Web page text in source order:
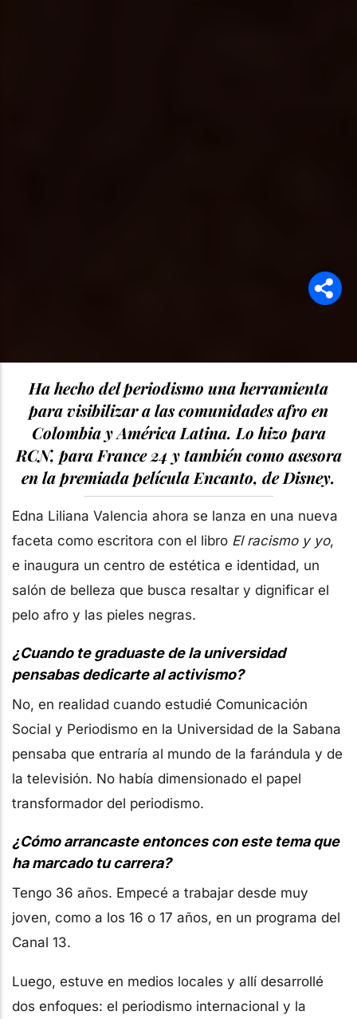
Ha hecho del periodismo una herramienta
para visibilizar a las comunidades afro en
Colombia y América Latina. Lo hizo para
RCN, para France 24 y también como asesora
en la premiada película Encanto, de Disney.
Edna Liliana Valencia ahora se lanza en una nueva
faceta como escritora con el libro El racismo y yo,
e inaugura un centro de estética e identidad, un
salón de belleza que busca resaltar y dignificar el
pelo afro y las pieles negras.
¿Cuando te graduaste de la universidad
pensabas dedicarte al activismo?
No, en realidad cuando estudié Comunicación
Social y Periodismo en la Universidad de la Sabana
pensaba que entraría al mundo de la farándula y de
la televisión. No había dimensionado el papel
transformador del periodismo.
¿Cómo arrancaste entonces con este tema que
ha marcado tu carrera?
Tengo 36 años. Empecé a trabajar desde muy
joven, como a los 16 o 17 años, en un programa del
Canal 13.
Luego, estuve en medios locales y allí desarrollé
dos enfoques: el periodismo internacional y la